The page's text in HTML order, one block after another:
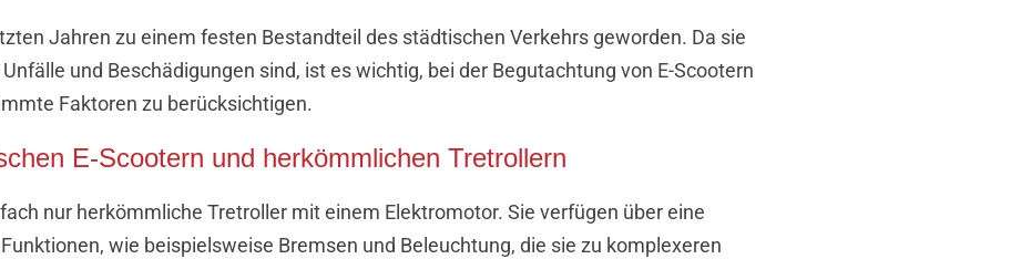
Jahren zu einem festen Bestandteil des städtischen Verkehrs geworden. Da sie
und Beschädigungen sind, ist es wichtig, bei der Begutachtung von E-Scootern
Faktoren zu berücksichtigen.
E-Scootern und herkömmlichen Tretrollern
nur herkömmliche Tretroller mit einem Elektromotor. Sie verfügen über eine
wie beispielsweise Bremsen und Beleuchtung, die sie zu komplexeren